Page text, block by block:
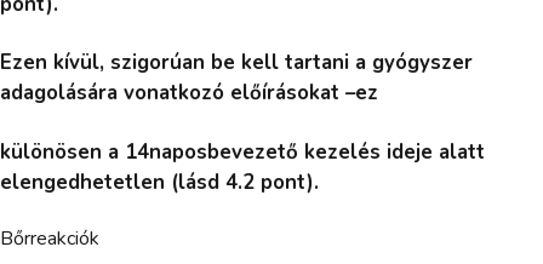
Ezen kívül, szigorúan be kell tartani a gyógyszer
adagolására vonatkozó előírásokat –ez
különösen a 14naposbevezető kezelés ideje alatt
elengedhetetlen (lásd 4.2 pont).
Bőrreakciók